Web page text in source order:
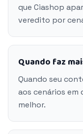
que Ciashop
veredito por
Quando faz
Quando seu
aos cenários em
melhor.